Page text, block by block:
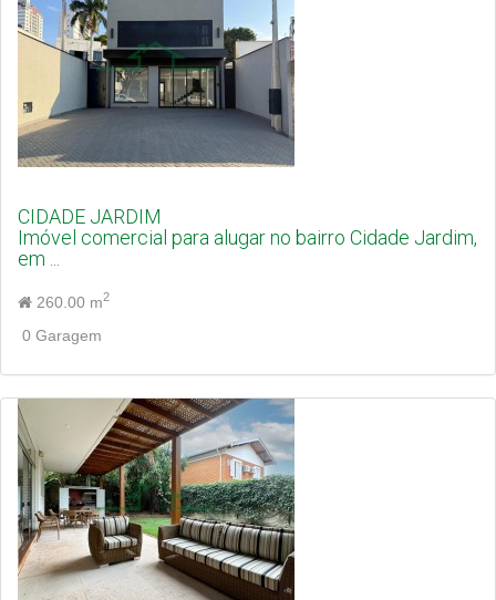
CIDADE JARDIM
Imóvel comercial para alugar no bairro Cidade Jardim,
em ...
260.00 m2
0 Garagem